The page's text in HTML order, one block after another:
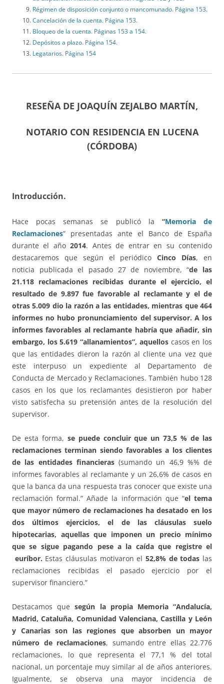
Régimen de disposición conjunto o mancomunado. Página 153.
Cancelación de la cuenta. Página 153.
Bloqueo de la cuenta. Páginas 153 a 154.
Depósitos a plazo. Página 154.
Legatarios. Página 154
RESEÑA DE JOAQUÍN ZEJALBO MARTÍN,
NOTARIO CON RESIDENCIA EN LUCENA
(CÓRDOBA)
Introducción.
Hace pocas semanas se publicó la “Memoria de
Reclamaciones” presentadas ante el Banco de España
durante el año2014. Antes de entrar en su contenido
destacaremos que según el periódicoCinco Días, en
noticia publicada el pasado 27 de noviembre, “de las
21.118 reclamaciones recibidas durante el ejercicio, el
resultado de 9.897 fue favorable al reclamante y el de
otras 5.009 dio la razón a las entidades, mientras que 464
informes no hubo pronunciamiento del supervisor. A los
informes favorables al reclamante habría que añadir, sin
embargo, los 5.619 “allanamientos”, aquelloscasos en los
que las entidades dieron la razón al cliente una vez que
este interpuso un expediente al Departamento de
Conducta de Mercado y Reclamaciones. También hubo 128
casos en los que los reclamantes desistieron por haber
visto satisfecha su pretensión antes de la resolución del
supervisor.
De esta forma, se puede concluir que un 73,5 % de las
reclamaciones terminan siendo favorables a los clientes
de las entidades financieras(sumando un 46,9 %% de
informes favorables al reclamante y un 26,6% de casos en
que la banca da una respuesta tras conocer que existe una
reclamación formal.” Añade la información que “el tema
que mayor número de reclamaciones ha desatado en los
dos últimos ejercicios, el de las cláusulas suelo
hipotecarias, aquellas que imponen un precio mínimo
que se sigue pagando pese a la caída que registre el
euríbor. Estas cláusulas motivaron el52,8% de todas las
reclamaciones recibidas el pasado ejercicio por el
supervisor financiero.”
Destacamos quesegún la propia Memoria “Andalucía,
Madrid, Cataluña, Comunidad Valenciana, Castilla y León
y Canarias son las regiones que absorben un mayor
número de reclamaciones, sumando entre ellas 22.776
reclamaciones, lo que representa el 77,1 % del total
nacional, un porcentaje muy similar al de años anteriores.
Igualmente, se observa una mayor incidencia de